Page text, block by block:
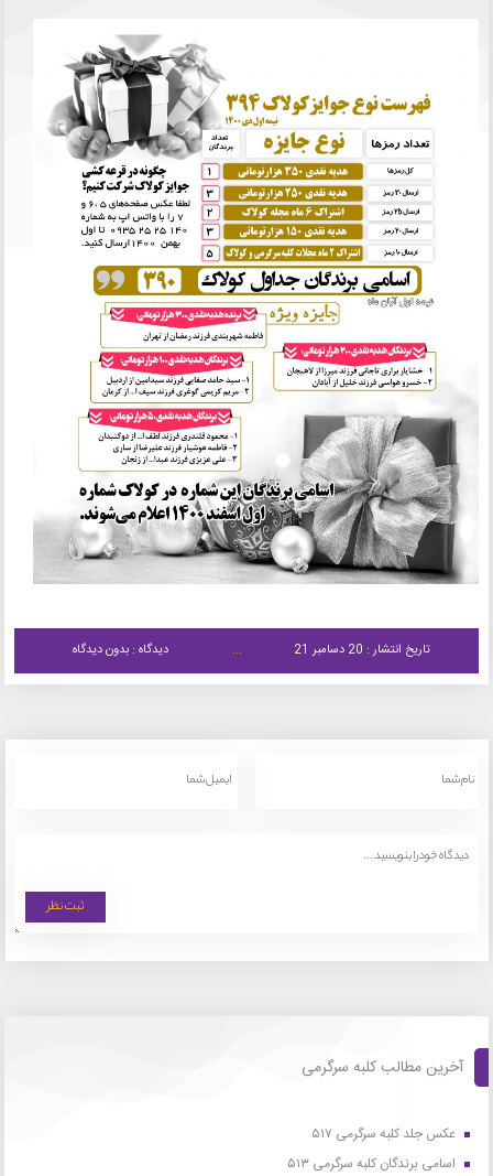
تاریخ انتشار : 20 دسامبر 21 دیدگاه : بدون دیدگاه
آخرین مطالب کلبه سرگرمی
عکس جلد کلبه سرگرمی ۵۱۷
اسامی برندگان کلبه سرگرمی ۵۱۳